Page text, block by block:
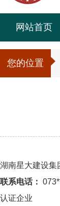
网站首页
您的位置
湖南星大建设集
联系电话：
认证企业